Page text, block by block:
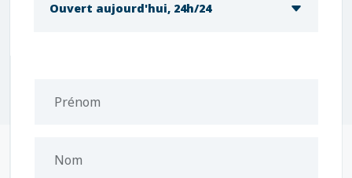
Ouvert aujourd'hui, 24h/24
Prénom
Nom